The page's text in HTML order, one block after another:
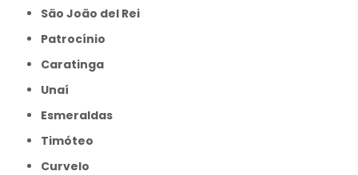
São João del Rei
Patrocínio
Caratinga
Unaí
Esmeraldas
Timóteo
Curvelo